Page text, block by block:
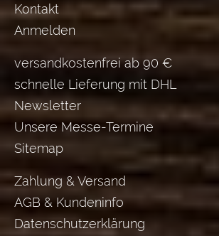
Kontakt
Anmelden
versandkostenfrei ab 90 €
schnelle Lieferung mit DHL
Newsletter
Unsere Messe-Termine
Sitemap
Zahlung & Versand
AGB & Kundeninfo
Datenschutzerklärung